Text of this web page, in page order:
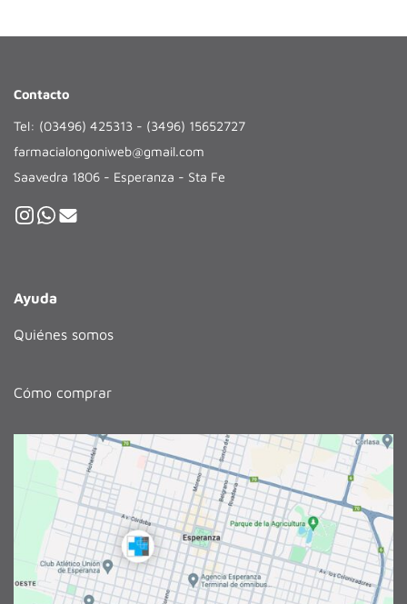
Contacto
Tel: (03496) 425313 - (3496) 15652727
farmacialongoniweb@gmail.com
Saavedra 1806 - Esperanza - Sta Fe
Ayuda
Quiénes somos
Cómo comprar